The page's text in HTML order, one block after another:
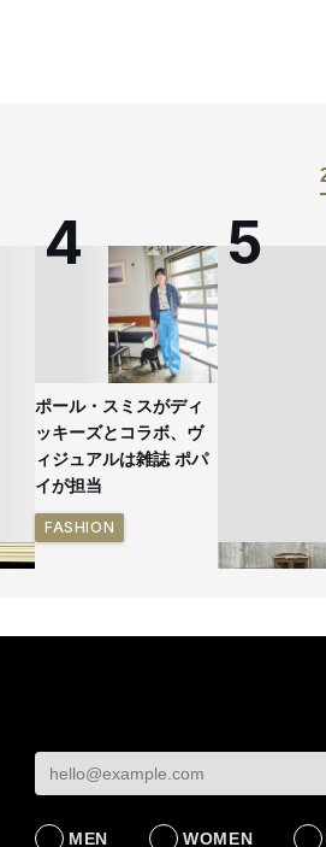
ポール・スミスがディ
ッキーズとコラボ、ヴ
ィジュアルは雑誌 ポパ
イが担当
FASHION
無印良品の
具を再生した
LIFESTYLE
MEN WOMEN